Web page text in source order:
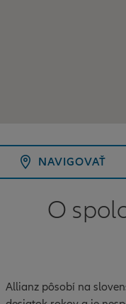
NAVIGOVAŤ
O
Allianz pôsobí na